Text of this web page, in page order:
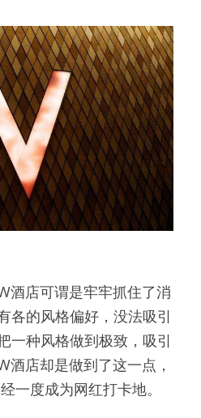
酒店可谓是牢牢抓住了消
各的风格偏好，没法吸引
一种风格做到极致，吸引
酒店却是做到了这一点，
一度成为网红打卡地。